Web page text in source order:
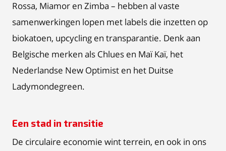
Rossa, Miamor en Zimba – hebben al vaste
samenwerkingen lopen met labels die inzetten op
biokatoen, upcycling en transparantie. Denk aan
Belgische merken als Chlues en Maï Kaï, het
Nederlandse New Optimist en het Duitse
Ladymondegreen.
Een stad in transitie
De circulaire economie wint terrein, en ook in ons